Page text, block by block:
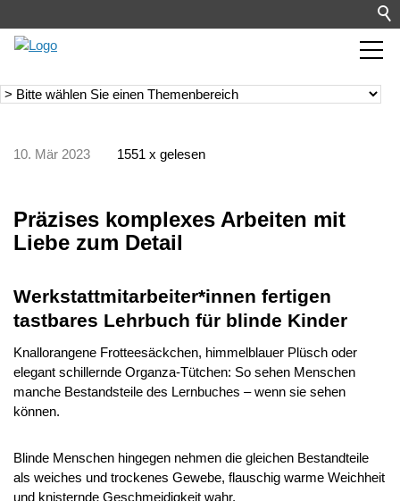
10. Mär 2023 1551 x gelesen
Präzises komplexes Arbeiten mit
Liebe zum Detail
Werkstattmitarbeiter*innen fertigen
tastbares Lehrbuch für blinde Kinder
Knallorangene Frotteesäckchen, himmelblauer Plüsch oder
elegant schillernde Organza-Tütchen: So sehen Menschen
manche Bestandsteile des Lernbuches – wenn sie sehen
können.
Blinde Menschen hingegen nehmen die gleichen Bestandteile
als weiches und trockenes Gewebe, flauschig warme Weichheit
und knisternde Geschmeidigkeit wahr.